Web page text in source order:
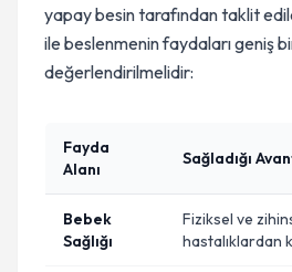
yapay besin tarafından taklit
ile beslenmenin faydaları geniş
değerlendirilmelidir:
Fayda
Alanı
Sağladığı
Bebek
Sağlığı
Fiziksel ve
hastalıklardan